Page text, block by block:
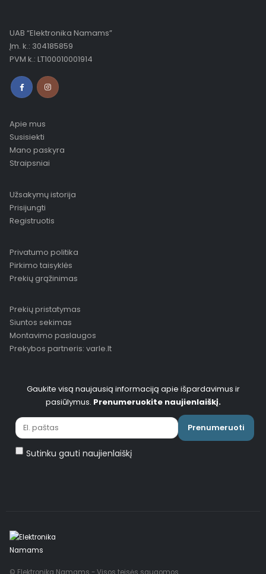
UAB “Elektronika Namams”
Įm. k.: 304185859
PVM k.: LT100010001914
Apie mus
Susisiekti
Mano paskyra
Straipsniai
Užsakymų istorija
Prisijungti
Registruotis
Privatumo politika
Pirkimo taisyklės
Prekių grąžinimas
Prekių pristatymas
Siuntos sekimas
Montavimo paslaugos
Prekybos partneris: varle.lt
Gaukite visą naujausią informaciją apie išpardavimus ir
pasiūlymus. Prenumeruokite naujienlaiškį.
Prenumeruoti
Sutinku gauti naujienlaiškį
© Elektronika Namams - Visos teisės saugomos